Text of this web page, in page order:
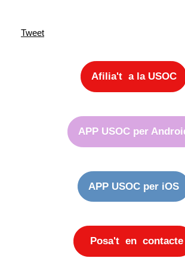
Tweet
Afilia't a la USOC
APP USOC per
APP USOC per iOS
Posa't en contacte